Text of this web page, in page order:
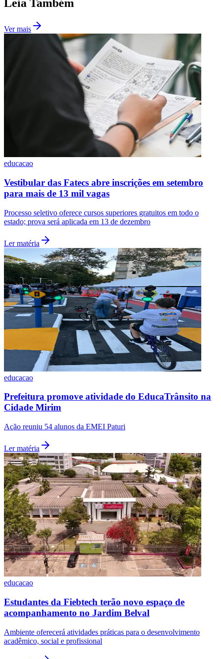
Internacional
Leia Também
Ver mais
educacao
Vestibular das Fatecs abre inscrições em setembro
para mais de 13 mil vagas
Processo seletivo oferece cursos superiores gratuitos em todo o
estado; prova será aplicada em 13 de dezembro
Ler matéria
educacao
Prefeitura promove atividade do EducaTrânsito na
Cidade Mirim
Ação reuniu 54 alunos da EMEI Paturi
Ler matéria
educacao
Estudantes da Fiebtech terão novo espaço de
acompanhamento no Jardim Belval
Ambiente oferecerá atividades práticas para o desenvolvimento
acadêmico, social e profissional